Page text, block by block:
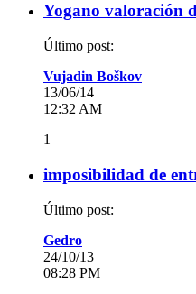
Yogano valoración
Último post:
Vujadin Boškov
13/06/14
12:32 AM
1
imposibilidad de
Último post:
Gedro
24/10/13
08:28 PM